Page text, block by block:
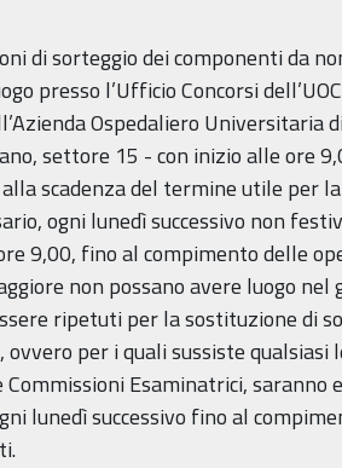
di sorteggio dei componenti da
presso l’Ufficio Concorsi
Ospedaliero Universitaria
settore 15 - con inizio alle ore
alla scadenza del termine utile per
ogni lunedì successivo non
9,00, fino al compimento delle
non possano avere luogo nel
ripetuti per la sostituzione di
ovvero per i quali sussiste
Esaminatrici,
lunedì successivo fino al